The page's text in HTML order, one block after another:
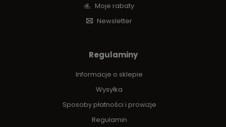
Moje rabaty
Newsletter
Regulaminy
Informacje o sklepie
Wysyłka
Sposoby płatności i prowizje
Regulamin